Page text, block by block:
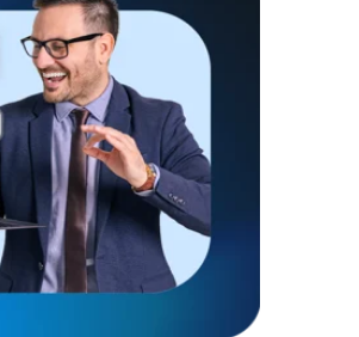
exitosa
aplicación web
De hecho,